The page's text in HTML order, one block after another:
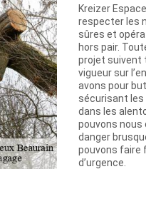
Kreizer
respecter les
sûres et
hors pair.
projet suivent
vigueur sur
avons pour
sécurisant les
dans les
pouvons nous
danger
pouvons faire
d’urgence.